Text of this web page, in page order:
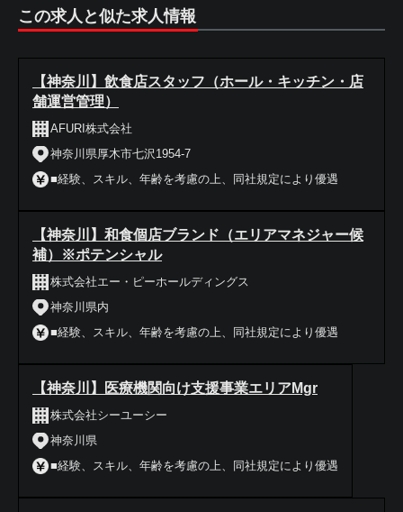
この求人と似た求人情報
【神奈川】飲食店スタッフ（ホール・キッチン・店
舗運営管理）
AFURI株式会社
神奈川県厚木市七沢1954-7
■経験、スキル、年齢を考慮の上、同社規定により優遇
【神奈川】和食個店ブランド（エリアマネジャー候
補）※ポテンシャル
株式会社エー・ピーホールディングス
神奈川県内
■経験、スキル、年齢を考慮の上、同社規定により優遇
【神奈川】医療機関向け支援事業エリアMgr
株式会社シーユーシー
神奈川県
■経験、スキル、年齢を考慮の上、同社規定により優遇